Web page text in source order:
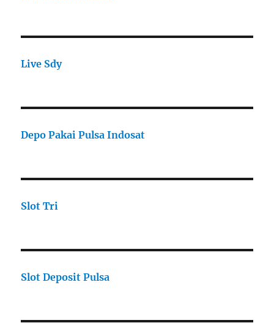
Live Sdy
Depo Pakai Pulsa Indosat
Slot Tri
Slot Deposit Pulsa